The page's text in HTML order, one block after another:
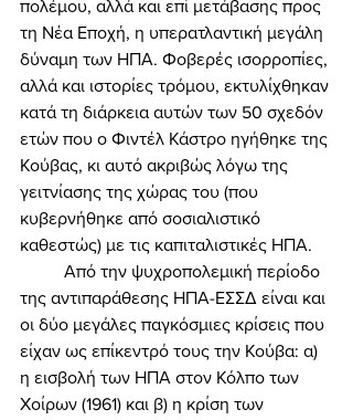
πολέμου, αλλά και επί μετάβασης προς
τη Νέα Εποχή, η υπερατλαντική μεγάλη
δύναμη των ΗΠΑ. Φοβερές ισορροπίες,
αλλά και ιστορίες τρόμου, εκτυλίχθηκαν
κατά τη διάρκεια αυτών των 50 σχεδόν
ετών που ο Φιντέλ Κάστρο ηγήθηκε της
Κούβας, κι αυτό ακριβώς λόγω της
γειτνίασης της χώρας του (που
κυβερνήθηκε από σοσιαλιστικό
καθεστώς) με τις καπιταλιστικές ΗΠΑ.
της αντιπαράθεσης ΗΠΑ-ΕΣΣΔ είναι και
οι δύο μεγάλες παγκόσμιες κρίσεις που
είχαν ως επίκεντρό τους την Κούβα: α)
η εισβολή των ΗΠΑ στον Κόλπο των
Χοίρων (1961) και β) η κρίση των